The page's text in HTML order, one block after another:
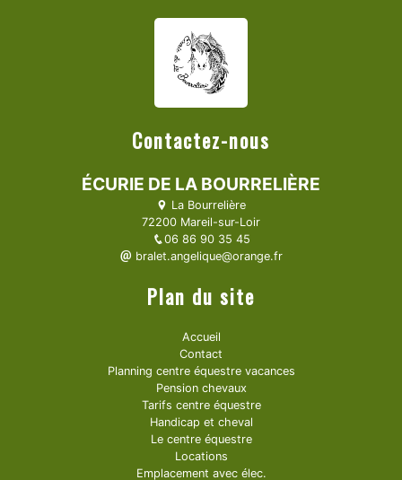
Contactez-nous
ÉCURIE DE LA BOURRELIÈRE
La Bourrelière
72200 Mareil-sur-Loir
06 86 90 35 45
bralet.angelique@orange.fr
Plan du site
Accueil
Contact
Planning centre équestre vacances
Pension chevaux
Tarifs centre équestre
Handicap et cheval
Le centre équestre
Locations
Emplacement avec élec.